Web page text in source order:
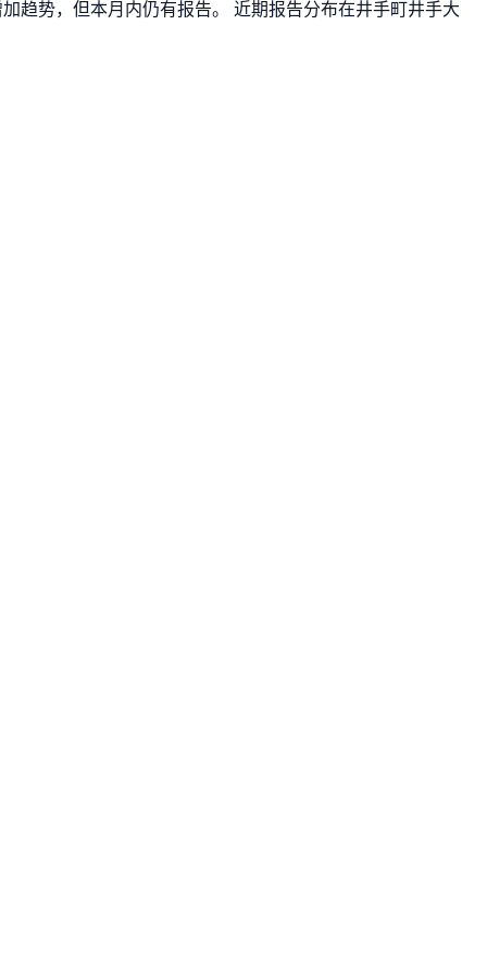
趋势，但本月内仍有报告。 近期报告分布在井手町井手大